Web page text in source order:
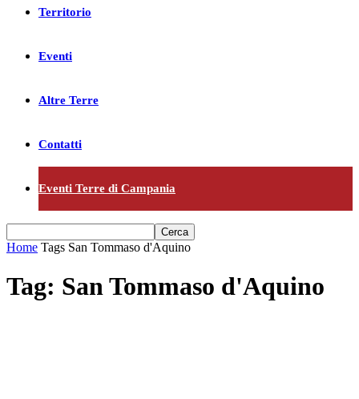
Territorio
Eventi
Altre Terre
Contatti
Eventi Terre di Campania
Home Tags San Tommaso d'Aquino
Tag: San Tommaso d'Aquino